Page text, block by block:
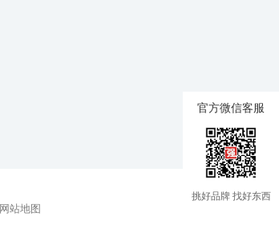
网站地图
官方微信客服
挑好品牌 找好东西